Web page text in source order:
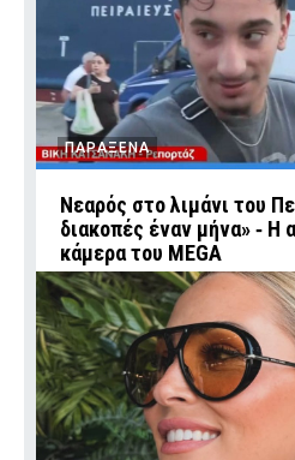
ΠΑΡΑΞΕΝΑ
Νεαρός στο λιμάνι του
διακοπές έναν μήνα» ‑ Η
κάμερα του MEGA